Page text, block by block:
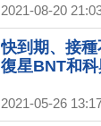
2021-08-20
快到期、接
復星BNT和
2021-05-26